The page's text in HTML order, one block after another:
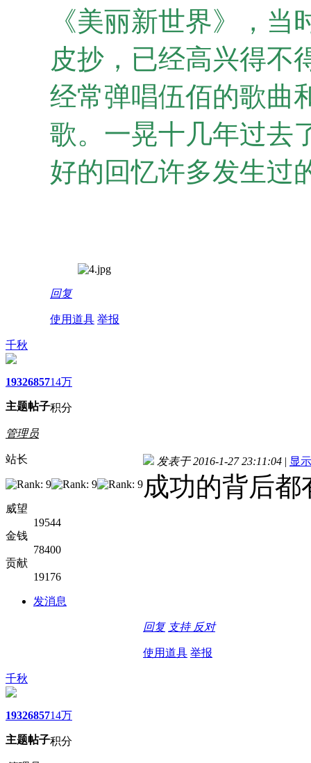
《美丽新世界》，
皮抄，已经高兴得不
经常弹唱伍佰的歌
歌。一晃十几年过去
好的回忆许多发生过
回复
使用道具 举报
千秋
1932
主题
6857
帖子
14万
积分
管理员
站长
威望
19544
金钱
78400
贡献
19176
发消息
发表于 2016-1-27 23:11:04 | 显
成功的背后
回复 支持 反对
使用道具 举报
千秋
1932
主题
6857
帖子
14万
积分